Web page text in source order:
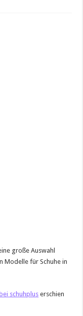
große Auswahl
Modelle für Schuhe in
schuhplus erschien